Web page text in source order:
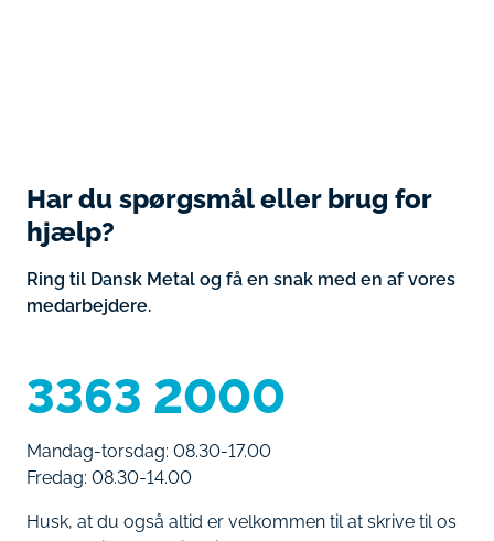
Har du spørgsmål eller brug for
hjælp?
Ring til Dansk Metal og få en snak med en af vores
medarbejdere.
3363 2000
Mandag-torsdag: 08.30-17.00
Fredag: 08.30-14.00
Husk, at du også altid er velkommen til at skrive til os